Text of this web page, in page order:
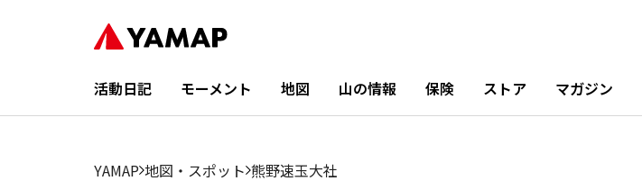
活動日記 モーメント 地図 山の情報 保険 ストア マガジン
YAMAP 地図・スポット 熊野速玉大社